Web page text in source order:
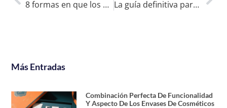
8 formas en que los envases personalizados benefician a sus productos La guía definitiva para envasar sus productos en cajas de hojalata
Más Entradas
Combinación Perfecta De Funcionalidad
Y Aspecto De Los Envases De Cosméticos